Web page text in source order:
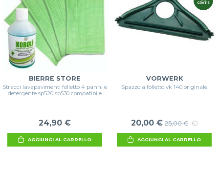
BIERRE STORE
Stracci lavapavimenti folletto 4 panni e
detergente sp520 sp530 compatibile
24,90 €
AGGIUNGI AL CARRELLO
GRATIS
VORWERK
Spazzola folletto vk 140 originale
20,00 € 25,00 €
AGGIUNGI AL CARRELLO